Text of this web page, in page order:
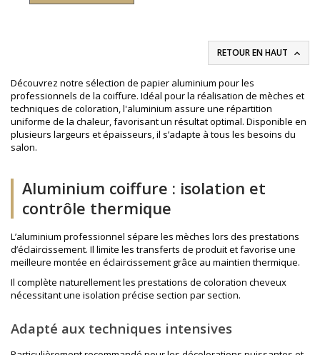
RETOUR EN HAUT 
Découvrez notre sélection de papier aluminium pour les
professionnels de la coiffure. Idéal pour la réalisation de mèches et
techniques de coloration, l'aluminium assure une répartition
uniforme de la chaleur, favorisant un résultat optimal. Disponible en
plusieurs largeurs et épaisseurs, il s’adapte à tous les besoins du
salon.
Aluminium coiffure : isolation et
contrôle thermique
L’aluminium professionnel sépare les mèches lors des prestations
d’éclaircissement. Il limite les transferts de produit et favorise une
meilleure montée en éclaircissement grâce au maintien thermique.
Il complète naturellement les prestations de coloration cheveux
nécessitant une isolation précise section par section.
Adapté aux techniques intensives